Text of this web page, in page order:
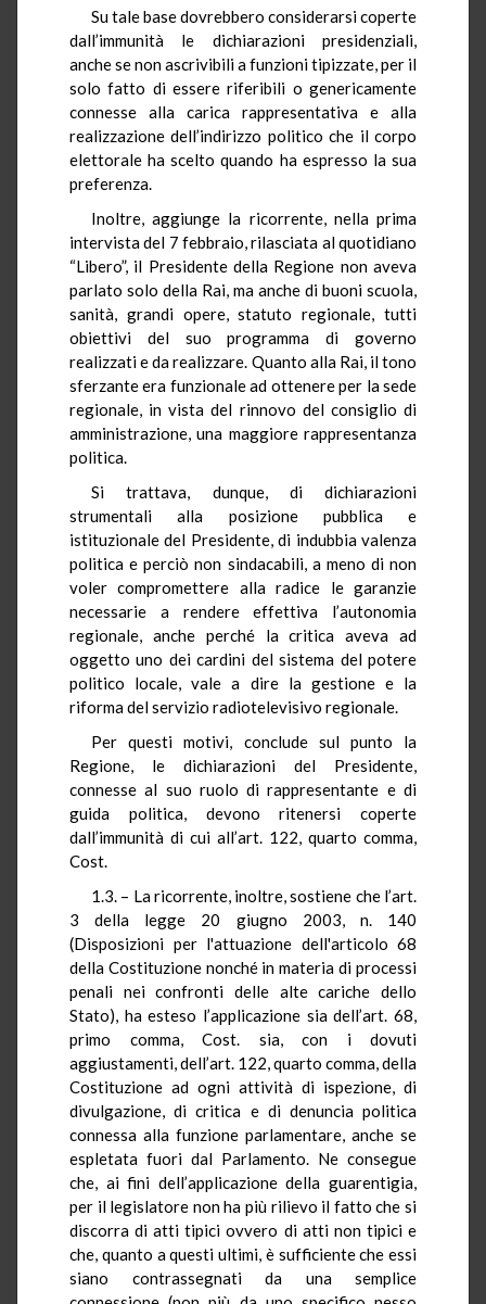
Su tale base dovrebbero considerarsi coperte
dall’immunità le dichiarazioni presidenziali,
anche se non ascrivibili a funzioni tipizzate, per il
solo fatto di essere riferibili o genericamente
connesse alla carica rappresentativa e alla
realizzazione dell’indirizzo politico che il corpo
elettorale ha scelto quando ha espresso la sua
preferenza.
Inoltre, aggiunge la ricorrente, nella prima
intervista del 7 febbraio, rilasciata al quotidiano
“Libero”, il Presidente della Regione non aveva
parlato solo della Rai, ma anche di buoni scuola,
sanità, grandi opere, statuto regionale, tutti
obiettivi del suo programma di governo
realizzati e da realizzare. Quanto alla Rai, il tono
sferzante era funzionale ad ottenere per la sede
regionale, in vista del rinnovo del consiglio di
amministrazione, una maggiore rappresentanza
politica.
Si trattava, dunque, di dichiarazioni
strumentali alla posizione pubblica e
istituzionale del Presidente, di indubbia valenza
politica e perciò non sindacabili, a meno di non
voler compromettere alla radice le garanzie
necessarie a rendere effettiva l’autonomia
regionale, anche perché la critica aveva ad
oggetto uno dei cardini del sistema del potere
politico locale, vale a dire la gestione e la
riforma del servizio radiotelevisivo regionale.
Per questi motivi, conclude sul punto la
Regione, le dichiarazioni del Presidente,
connesse al suo ruolo di rappresentante e di
guida politica, devono ritenersi coperte
dall’immunità di cui all’art. 122, quarto comma,
Cost.
1.3. – La ricorrente, inoltre, sostiene che l’art.
3 della legge 20 giugno 2003, n. 140
(Disposizioni per l'attuazione dell'articolo 68
della Costituzione nonché in materia di processi
penali nei confronti delle alte cariche dello
Stato), ha esteso l’applicazione sia dell’art. 68,
primo comma, Cost. sia, con i dovuti
aggiustamenti, dell’art. 122, quarto comma, della
Costituzione ad ogni attività di ispezione, di
divulgazione, di critica e di denuncia politica
connessa alla funzione parlamentare, anche se
espletata fuori dal Parlamento. Ne consegue
che, ai fini dell’applicazione della guarentigia,
per il legislatore non ha più rilievo il fatto che si
discorra di atti tipici ovvero di atti non tipici e
che, quanto a questi ultimi, è sufficiente che essi
siano contrassegnati da una semplice